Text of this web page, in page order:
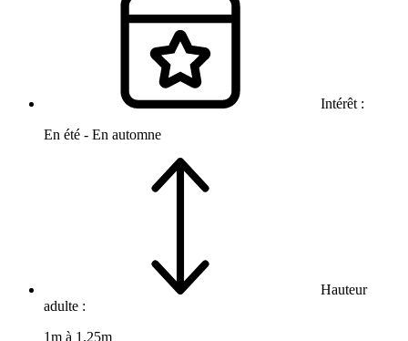
Intérêt :
En été - En automne
Hauteur
adulte :
1m à 1.25m